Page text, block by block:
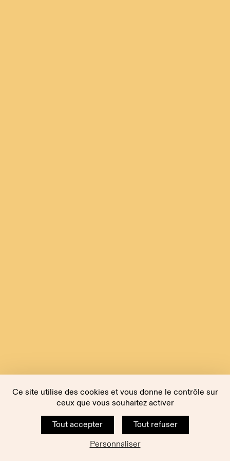
Ce site utilise des cookies et vous donne le contrôle sur
ceux que vous souhaitez activer
Tout accepter
Tout refuser
Personnaliser